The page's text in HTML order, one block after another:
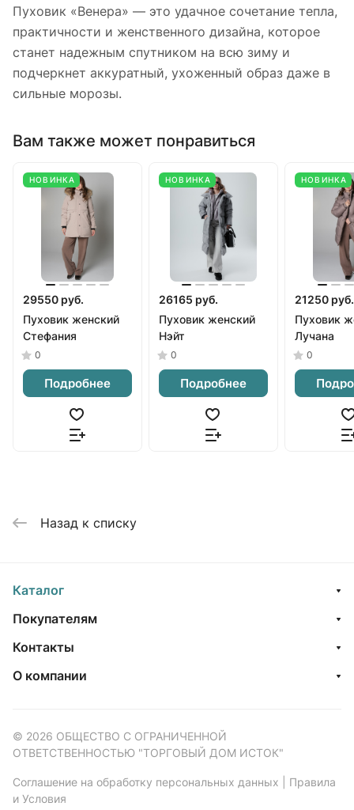
Пуховик «Венера» — это удачное сочетание тепла,
практичности и женственного дизайна, которое
станет надежным спутником на всю зиму и
подчеркнет аккуратный, ухоженный образ даже в
сильные морозы.
Вам также может понравиться
НОВИНКА
29550 руб.
Пуховик женский
Стефания
0
Подробнее
НОВИНКА
26165 руб.
Пуховик женский
Нэйт
0
Подробнее
НОВИНКА
21250 руб.
Пуховик
Лучана
0
Назад к списку
Каталог
Покупателям
Контакты
О компании
© 2026 ОБЩЕСТВО С ОГРАНИЧЕННОЙ
ОТВЕТСТВЕННОСТЬЮ "ТОРГОВЫЙ ДОМ ИСТОК"
Соглашение на обработку персональных данных
Правила
и Условия